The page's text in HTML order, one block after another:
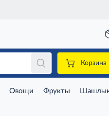
Корзина
Овощи Фрукты